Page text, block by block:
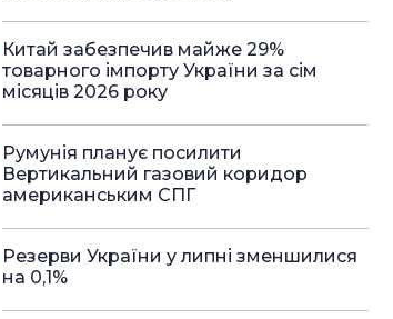
Китай забезпечив майже 29%
товарного імпорту України за сім
місяців 2026 року
Румунія планує посилити
Вертикальний газовий коридор
американським СПГ
Резерви України у липні зменшилися
на 0,1%